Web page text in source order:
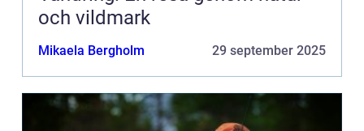
och vildmark
Mikaela Bergholm 29 september 2025